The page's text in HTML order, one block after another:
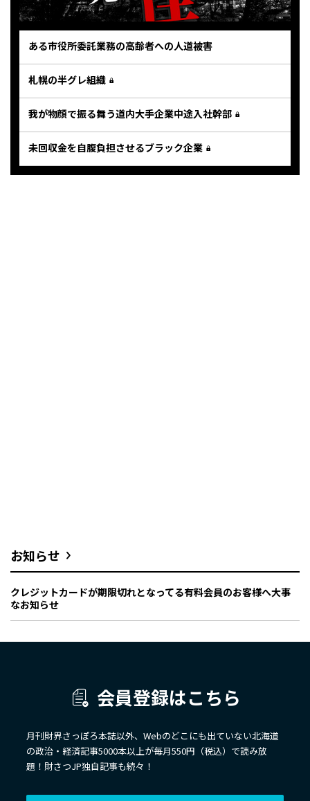
ある市役所委託業務の高齢者への人道被害
札幌の半グレ組織
我が物顔で振る舞う道内大手企業中途入社幹部
未回収金を自腹負担させるブラック企業
お知らせ
クレジットカードが期限切れとなってる有料会員のお客様へ大事
なお知らせ
会員登録はこちら
月刊財界さっぽろ本誌以外、Webのどこにも出ていない北海道
の政治・経済記事5000本以上が毎月550円（税込）で読み放
題！財さつJP独自記事も続々！